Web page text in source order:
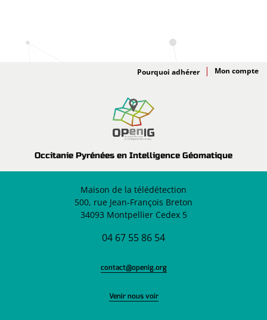
Occitanie Pyrénées en Intelligence Géomatique
Adhésion
Pourquoi adhérer
Maison de la télédétection
500, rue Jean-François Breton
34093 Montpellier Cedex 5
04 67 55 86 54
contact@openig.org
Venir nous voir